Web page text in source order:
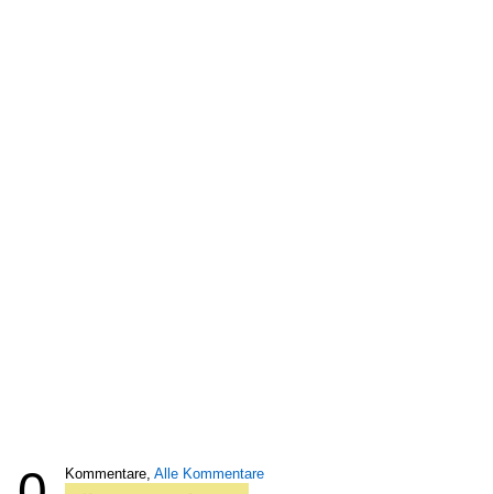
Kommentare, Alle Kommentare